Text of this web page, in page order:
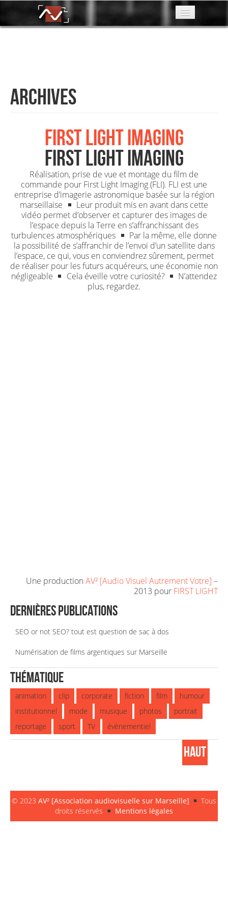
L'asso
Liens
Archives
FIRST LIGHT IMAGING
FIRST LIGHT IMAGING
Réalisation, prise de vue et montage du film de
commande pour First Light Imaging (FLI). FLI est une
entreprise d’imagerie astronomique basée sur la région
marseillaise
Leur produit mis en avant dans cette
vidéo permet d’observer et capturer des images de
l’espace depuis la Terre en s’affranchissant des
turbulences atmosphériques
Par la même, elle donne
la possibilité de s’affranchir de l’envoi d’un satellite dans
l’espace, ce qui, vous en conviendrez sûrement, permet
de réaliser pour les futurs acquéreurs, une économie non
négligeable
Cela éveille votre curiosité?
N’attendez
plus, regardez.
Une production AV² [Audio Visuel Autrement Votre] –
2013 pour FIRST LIGHT
Dernières publications
SEO or not SEO? tout est question de sac à dos
Numérisation de films argentiques sur Marseille
Thématique
animation clip corporate fiction film
humour
institutionnel
mode musique photos
portrait
reportage
sport TV évènementiel
© 2023 AV² [Association audiovisuelle sur Marseille]
Tous
droits réservés
Mentions légales
HAUT